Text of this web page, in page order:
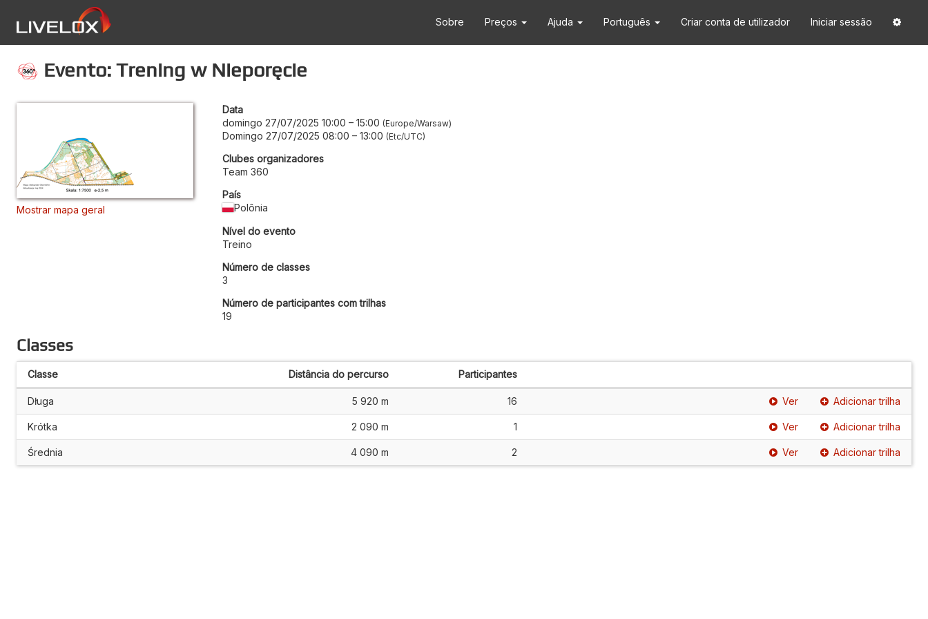
Sobre Preços Ajuda Português Criar conta de utilizador Iniciar sessão
Evento: Trening w Nieporęcie
Mostrar mapa geral
Data
domingo 27/07/2025 10:00 – 15:00 Europe/Warsaw
Domingo 27/07/2025 08:00 – 13:00 Etc/UTC
Clubes organizadores
Team 360
País
Polônia
Nível do evento
Treino
Número de classes
3
Número de participantes com trilhas
19
Classes
Classe Distância do percurso Participantes
Długa 5 920 m 16 Ver Adicionar trilha
Krótka 2 090 m 1 Ver Adicionar trilha
Średnia 4 090 m 2 Ver Adicionar trilha